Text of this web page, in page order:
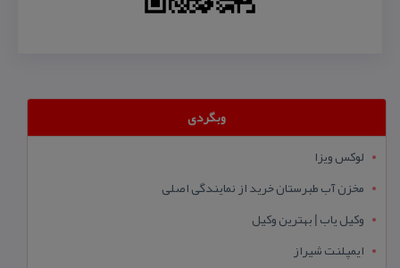
وبگردی
لوکس ویزا
مخزن آب طبرستان خرید از نمایندگی اصلی
وکیل یاب | بهترین وکیل
ایمپلنت شیراز